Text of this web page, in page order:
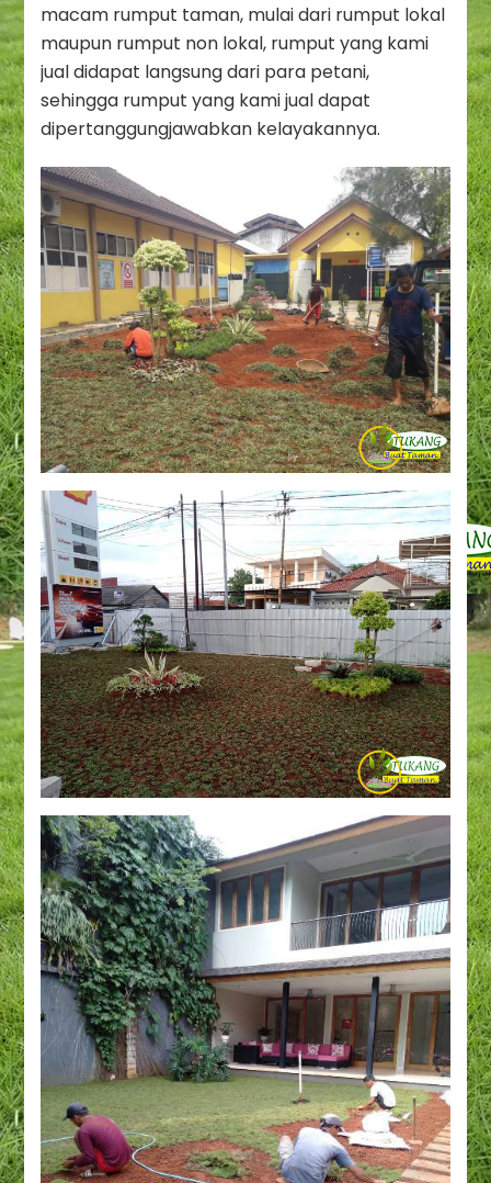
macam rumput taman, mulai dari rumput lokal
maupun rumput non lokal, rumput yang kami
jual didapat langsung dari para petani,
sehingga rumput yang kami jual dapat
dipertanggungjawabkan kelayakannya.